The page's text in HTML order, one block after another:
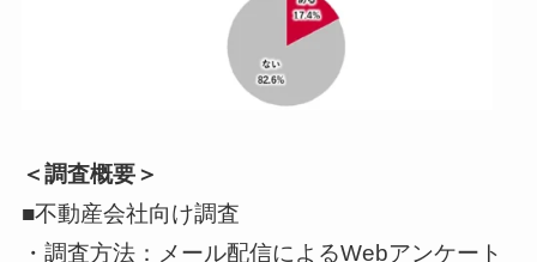
＜調査概要＞
■不動産会社向け調査
・調査方法：メール配信によるWebアンケート